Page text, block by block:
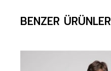
BENZER ÜRÜNLER